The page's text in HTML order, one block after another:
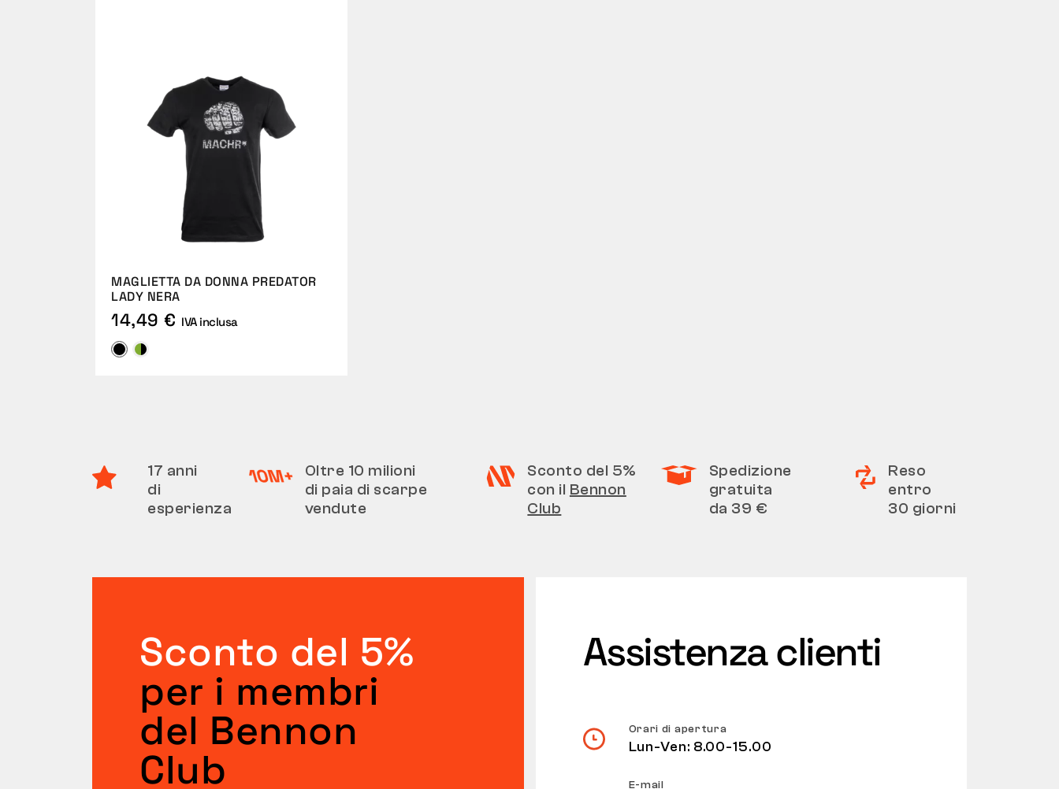
MAGLIETTA DA DONNA PREDATOR
LADY NERA
14,49 € IVA inclusa
17 anni
di
esperienza
Oltre 10 milioni
di paia di scarpe
vendute
Sconto del 5%
con il Bennon
Club
Spedizione
gratuita
da 39 €
Reso
entro
30 giorni
Sconto del 5%
per i membri
del Bennon
Club
Assistenza clienti
Orari di apertura
Lun-Ven: 8.00-15.00
E-mail